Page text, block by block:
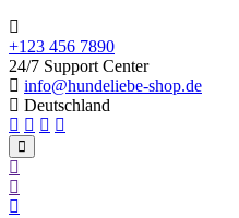
+123 456 7890
24/7 Support Center
info@hundeliebe-shop.de
Deutschland